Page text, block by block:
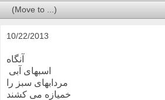
10/22/2013
آنگاه
اسبهای آبی
مردابهای سبز را
خمیازه می کشند